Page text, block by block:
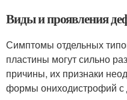
Виды и проявления
Симптомы отдельных
пластины могут сильно
причины, их признаки
формы ониходистрофий